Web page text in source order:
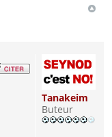
Tanakeim
Buteur